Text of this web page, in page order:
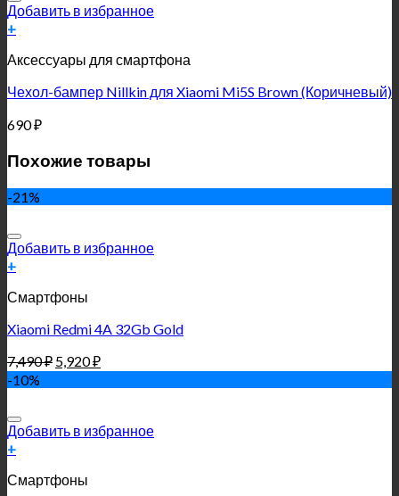
Добавить в избранное
+
Аксессуары для смартфона
Чехол-бампер Nillkin для Xiaomi Mi5S Brown (Коричневый)
690₽
Похожие товары
-21%
Добавить в избранное
+
Смартфоны
Xiaomi Redmi 4A 32Gb Gold
7,490₽ 5,920₽
-10%
Добавить в избранное
+
Смартфоны